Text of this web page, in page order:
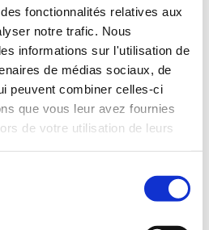
fonctionnalités relatives aux
notre trafic. Nous
informations sur l'utilisation de
de médias sociaux, de
peuvent combiner celles-ci
que vous leur avez fournies
de votre utilisation de leurs
et de votre vision,
dans la
ou la refonte
identité : visuelle,
sociale.